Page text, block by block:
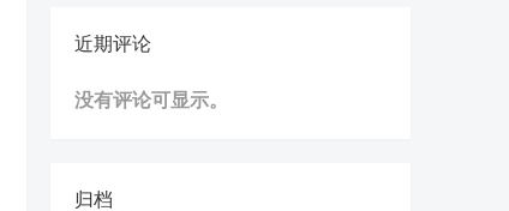
近期评论
没有评论可显示。
归档